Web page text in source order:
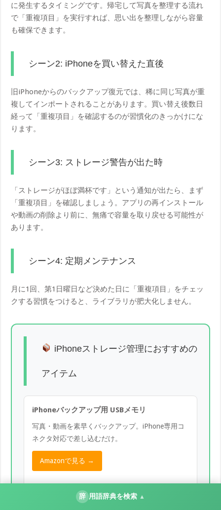
に発生するタイミングです。帰宅して写真を整理する流れ
で「重複項目」を実行すれば、思い出を整理しながら容量
も確保できます。
シーン2: iPhoneを買い替えた直後
旧iPhoneからのバックアップ復元では、稀に同じ写真が重
複してインポートされることがあります。買い替え後数日
経って「重複項目」を確認するのが習慣化のきっかけにな
ります。
シーン3: ストレージ警告が出た時
「ストレージがほぼ満杯です」という通知が出たら、まず
「重複項目」を確認しましょう。アプリの再インストール
や動画の削除より前に、無痛で容量を取り戻せる可能性が
あります。
シーン4: 定期メンテナンス
月に1回、第1日曜日など決めた日に「重複項目」をチェッ
クする習慣をつけると、ライブラリが肥大化しません。
iPhoneストレージ管理におすすめの
アイテム
iPhoneバックアップ用 USBメモリ
写真・動画を素早くバックアップ。iPhone専用コ
ネクタ対応で差し込むだけ。
Amazonで見る →
辞 用語辞典を検索 ▲